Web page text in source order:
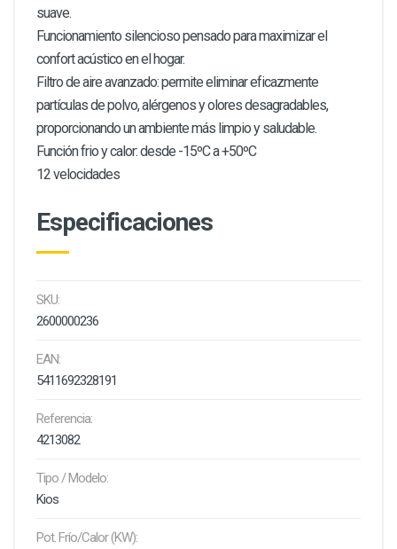
suave.
Funcionamiento silencioso pensado para maximizar el
confort acústico en el hogar.
Filtro de aire avanzado: permite eliminar eficazmente
partículas de polvo, alérgenos y olores desagradables,
proporcionando un ambiente más limpio y saludable.
Función frio y calor: desde -15ºC a +50ºC
12 velocidades
Especificaciones
SKU:
2600000236
EAN:
5411692328191
Referencia:
4213082
Tipo / Modelo:
Kios
Pot. Frío/Calor (KW):